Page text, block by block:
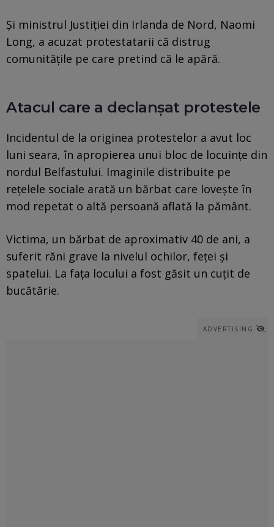
Și ministrul Justiției din Irlanda de Nord, Naomi
Long, a acuzat protestatarii că distrug
comunitățile pe care pretind că le apără.
Atacul care a declanșat protestele
Incidentul de la originea protestelor a avut loc
luni seara, în apropierea unui bloc de locuințe din
nordul Belfastului. Imaginile distribuite pe
rețelele sociale arată un bărbat care lovește în
mod repetat o altă persoană aflată la pământ.
Victima, un bărbat de aproximativ 40 de ani, a
suferit răni grave la nivelul ochilor, feței și
spatelui. La fața locului a fost găsit un cuțit de
bucătărie.
ADVERTISING